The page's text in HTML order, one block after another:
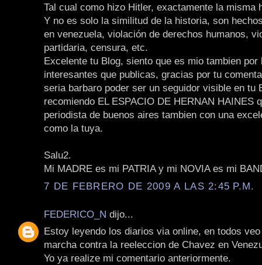
Tal cual como hizo Hitler, exactamente la misma
Y no es solo la similitud de la historia, son
en venezuela, violación de derechos humanos,
partidaria, censura, etc.
Excelente tu Blog, siento que es mio tambien por
interesantes que publicas, gracias por tu
seria barbaro poder ser un seguidor visible en tu
recomiendo EL ESPACIO DE HERNAN HAINES
periodista de buenos aires tambien con una
como la tuya.
Salu2.
Mi MADRE es mi PATRIA y mi NOVIA es mi
7 DE FEBRERO DE 2009 A LAS 2:45 P.M.
FEDERICO_N dijo...
Estoy leyendo los diarios via online, en todos
marcha contra la reeleccion de Chavez en
Yo ya realize mi comentario anteriormente.